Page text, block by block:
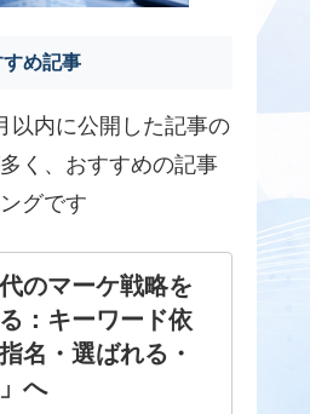
め記事
以内に公開した記事の
く、おすすめの記事
グです
のマーケ戦略を
：キーワード依
名・選ばれる・
へ